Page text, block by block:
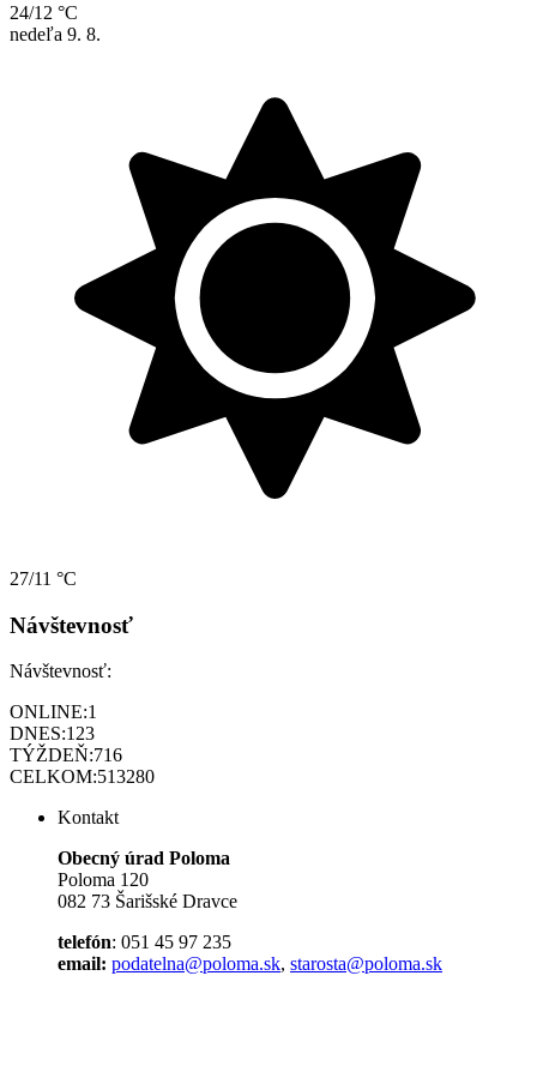
24/12 °C
nedeľa 9. 8.
27/11 °C
Návštevnosť
Návštevnosť:
ONLINE:1
DNES:123
TÝŽDEŇ:716
CELKOM:513280
Kontakt
Obecný úrad Poloma
Poloma 120
082 73 Šarišské Dravce
telefón: 051 45 97 235
email: podatelna@poloma.sk, starosta@poloma.sk